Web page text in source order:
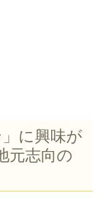
に興味が
元志向の